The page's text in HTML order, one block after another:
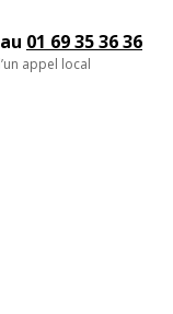
01 69 35 36 36
appel local